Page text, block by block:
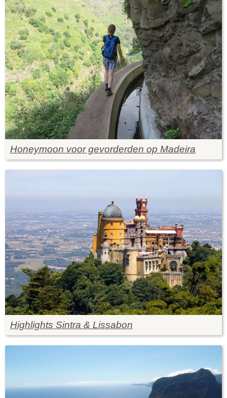
Honeymoon voor gevorderden op Madeira
Highlights Sintra & Lissabon